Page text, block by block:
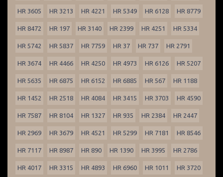
HR 3605 HR 3213 HR 4221 HR 5349 HR 6128 HR 8779
HR 8472 HR 197 HR 3140 HR 2399 HR 4251 HR 5334
HR 5742 HR 5837 HR 7759 HR 37 HR 737 HR 2791
HR 3674 HR 4466 HR 4250 HR 4973 HR 6126 HR 5207
HR 5635 HR 6875 HR 6152 HR 6885 HR 567 HR 1188
HR 1452 HR 2518 HR 4084 HR 3415 HR 3703 HR 4590
HR 7587 HR 8104 HR 1327 HR 935 HR 2384 HR 2447
HR 2969 HR 3679 HR 4521 HR 5299 HR 7181 HR 8546
HR 7117 HR 8987 HR 890 HR 1390 HR 3995 HR 2786
HR 4017 HR 3315 HR 4893 HR 6960 HR 1011 HR 3720